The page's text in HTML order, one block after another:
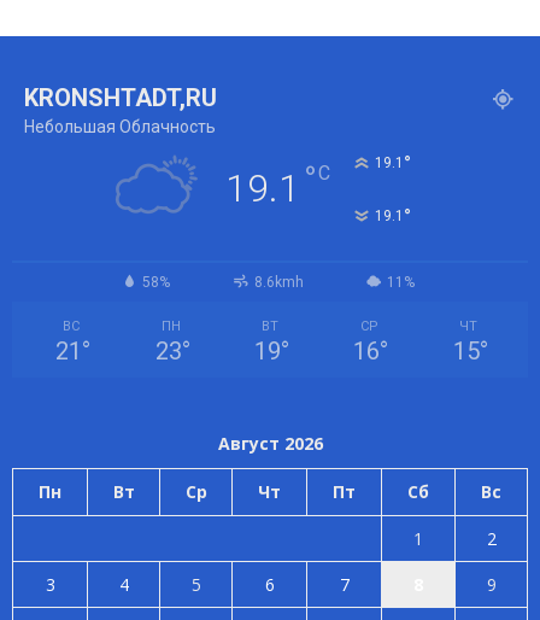
KRONSHTADT,RU
Небольшая Облачность
19.1 °C 19.1 °
19.1 °
58% 8.6kmh 11%
ВС
21 °
ПН
23°
ВТ
19°
СР
16°
ЧТ
15°
Август 2026
Пн Вт Ср Чт Пт Сб Вс
1
2
3
4 5 6 7
9